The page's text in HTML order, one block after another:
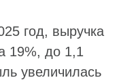
год, выручка
19%, до 1,1
увеличилась